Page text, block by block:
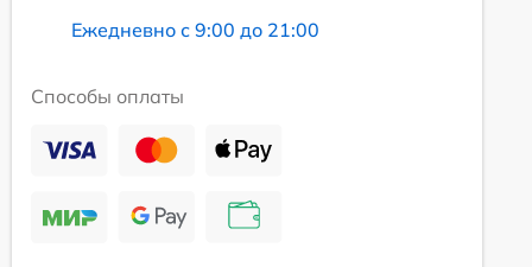
Ежедневно с 9:00 до 21:00
Способы оплаты